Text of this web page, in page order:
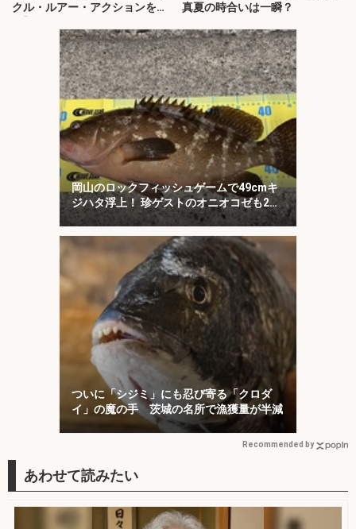
クル・ルアー・アクションを解
真夏の時合いは一瞬？
岡山のロックフィッシュゲームで49cmキ
ジハタ浮上！ 珍ゲストのオニオコゼも2連
発
ついに「シジミ」にも忍び寄る「クロダ
イ」の魔の手 茨城の名所で漁獲量が半減
Recommended by